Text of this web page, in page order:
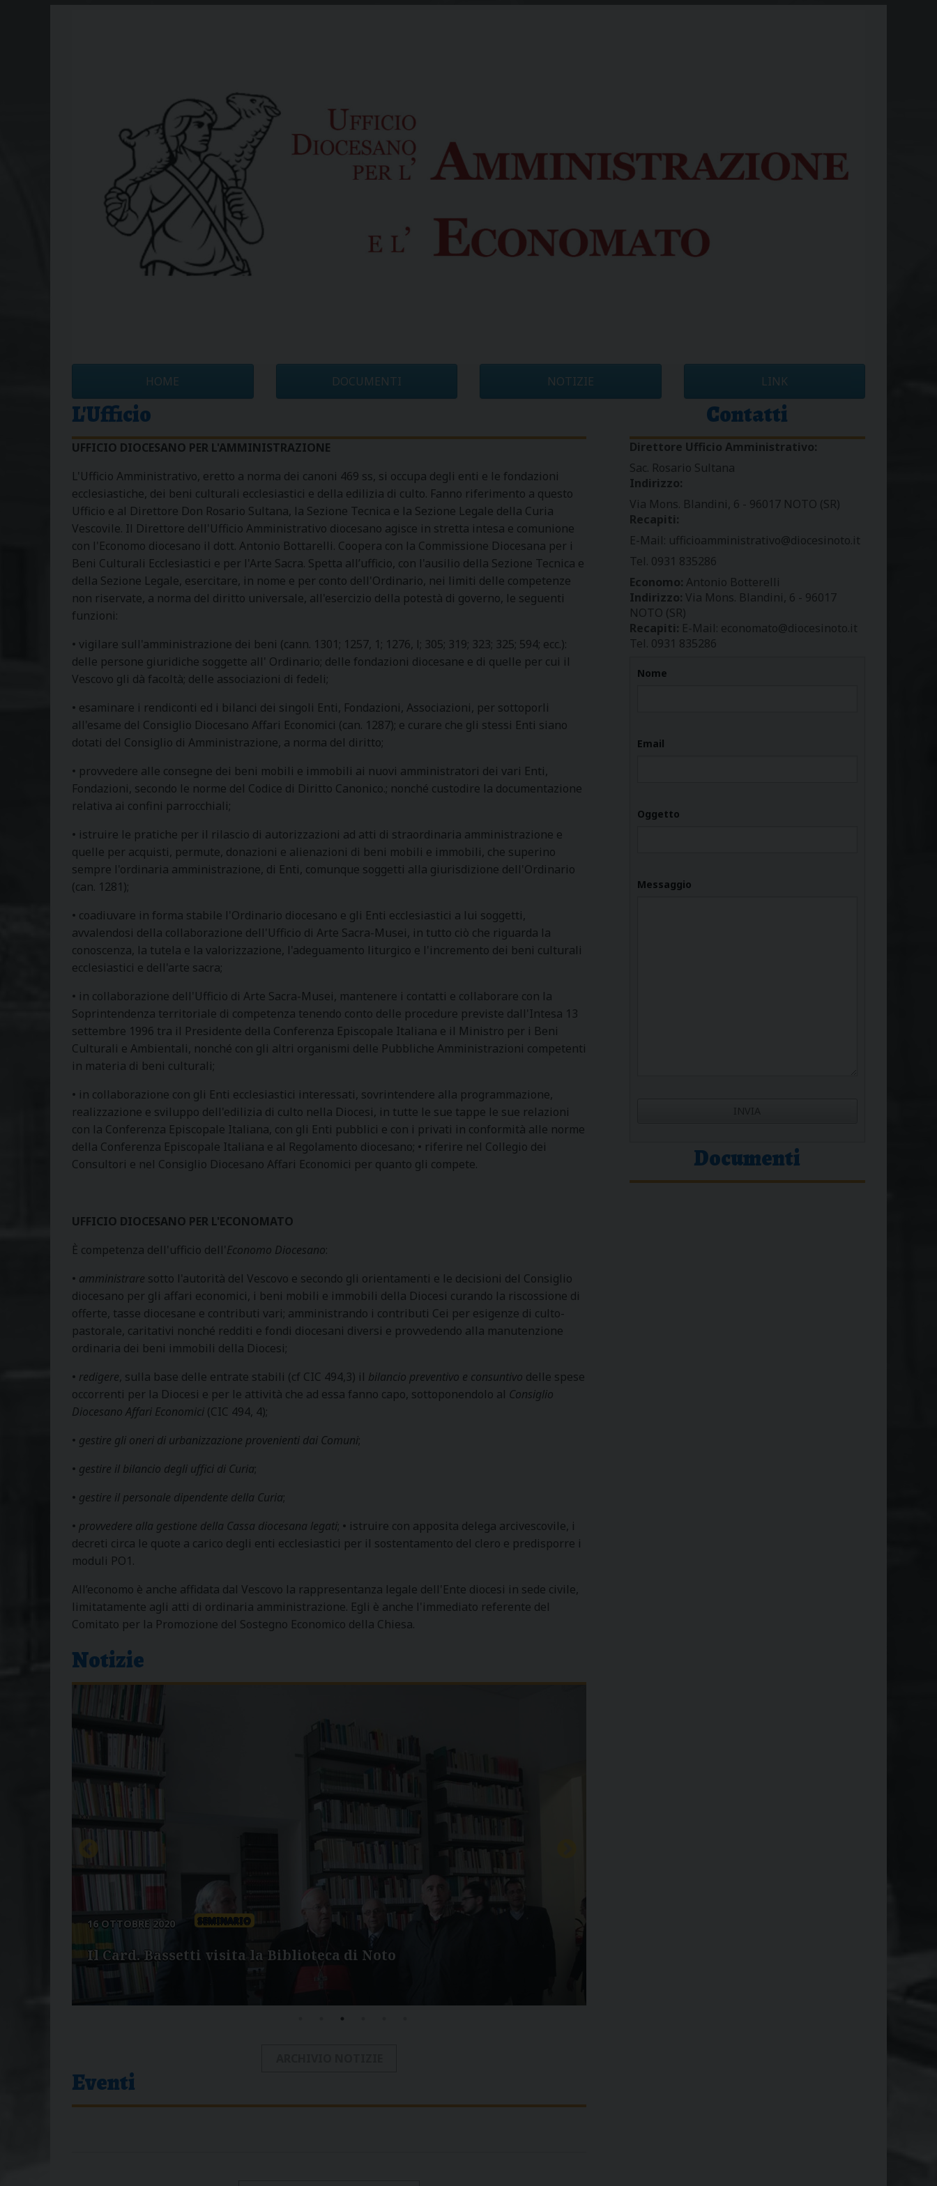
HOME DOCUMENTI NOTIZIE LINK
L'Ufficio
UFFICIO DIOCESANO PER L'AMMINISTRAZIONE
L'Ufficio Amministrativo, eretto a norma dei canoni 469 ss, si occupa degli enti e le fondazioni
ecclesiastiche, dei beni culturali ecclesiastici e della edilizia di culto. Fanno riferimento a questo
Ufficio e al Direttore Don Rosario Sultana, la Sezione Tecnica e la Sezione Legale della Curia
Vescovile. Il Direttore dell'Ufficio Amministrativo diocesano agisce in stretta intesa e comunione
con l'Economo diocesano il dott. Antonio Bottarelli. Coopera con la Commissione Diocesana per i
Beni Culturali Ecclesiastici e per l'Arte Sacra. Spetta all’ufficio, con l'ausilio della Sezione Tecnica e
della Sezione Legale, esercitare, in nome e per conto dell'Ordinario, nei limiti delle competenze
non riservate, a norma del diritto universale, all'esercizio della potestà di governo, le seguenti
funzioni:
• vigilare sull'amministrazione dei beni (cann. 1301; 1257, 1; 1276, l; 305; 319; 323; 325; 594; ecc.):
delle persone giuridiche soggette all' Ordinario; delle fondazioni diocesane e di quelle per cui il
Vescovo gli dà facoltà; delle associazioni di fedeli;
• esaminare i rendiconti ed i bilanci dei singoli Enti, Fondazioni, Associazioni, per sottoporli
all'esame del Consiglio Diocesano Affari Economici (can. 1287); e curare che gli stessi Enti siano
dotati del Consiglio di Amministrazione, a norma del diritto;
• provvedere alle consegne dei beni mobili e immobili ai nuovi amministratori dei vari Enti,
Fondazioni, secondo le norme del Codice di Diritto Canonico.; nonché custodire la documentazione
relativa ai confini parrocchiali;
• istruire le pratiche per il rilascio di autorizzazioni ad atti di straordinaria amministrazione e
quelle per acquisti, permute, donazioni e alienazioni di beni mobili e immobili, che superino
sempre l'ordinaria amministrazione, di Enti, comunque soggetti alla giurisdizione dell'Ordinario
(can. 1281);
• coadiuvare in forma stabile l'Ordinario diocesano e gli Enti ecclesiastici a lui soggetti,
avvalendosi della collaborazione dell'Ufficio di Arte Sacra-Musei, in tutto ciò che riguarda la
conoscenza, la tutela e la valorizzazione, l'adeguamento liturgico e l'incremento dei beni culturali
ecclesiastici e dell'arte sacra;
• in collaborazione dell'Ufficio di Arte Sacra-Musei, mantenere i contatti e collaborare con la
Soprintendenza territoriale di competenza tenendo conto delle procedure previste dall'Intesa 13
settembre 1996 tra il Presidente della Conferenza Episcopale Italiana e il Ministro per i Beni
Culturali e Ambientali, nonché con gli altri organismi delle Pubbliche Amministrazioni competenti
in materia di beni culturali;
• in collaborazione con gli Enti ecclesiastici interessati, sovrintendere alla programmazione,
realizzazione e sviluppo dell'edilizia di culto nella Diocesi, in tutte le sue tappe le sue relazioni
con la Conferenza Episcopale Italiana, con gli Enti pubblici e con i privati in conformità alle norme
della Conferenza Episcopale Italiana e al Regolamento diocesano; • riferire nel Collegio dei
Consultori e nel Consiglio Diocesano Affari Economici per quanto gli compete.
UFFICIO DIOCESANO PER L'ECONOMATO
È competenza dell'ufficio dell'Economo Diocesano:
• amministrare sotto l'autorità del Vescovo e secondo gli orientamenti e le decisioni del Consiglio
diocesano per gli affari economici, i beni mobili e immobili della Diocesi curando la riscossione di
offerte, tasse diocesane e contributi vari; amministrando i contributi Cei per esigenze di culto-
pastorale, caritativi nonché redditi e fondi diocesani diversi e provvedendo alla manutenzione
ordinaria dei beni immobili della Diocesi;
• redigere, sulla base delle entrate stabili (cf CIC 494,3) il bilancio preventivo e consuntivo delle spese
occorrenti per la Diocesi e per le attività che ad essa fanno capo, sottoponendolo al Consiglio
Diocesano Affari Economici (CIC 494, 4);
• gestire gli oneri di urbanizzazione provenienti dai Comuni;
• gestire il bilancio degli uffici di Curia;
• gestire il personale dipendente della Curia;
• provvedere alla gestione della Cassa diocesana legati; • istruire con apposita delega arcivescovile, i
decreti circa le quote a carico degli enti ecclesiastici per il sostentamento del clero e predisporre i
moduli PO1.
All’economo è anche affidata dal Vescovo la rappresentanza legale dell'Ente diocesi in sede civile,
limitatamente agli atti di ordinaria amministrazione. Egli è anche l'immediato referente del
Comitato per la Promozione del Sostegno Economico della Chiesa.
Notizie
16 OTTOBRE 2020 SEMINARIO
Il Card. Bassetti visita la Biblioteca di Noto
Eventi
Contatti
Direttore Ufficio Amministrativo:
Sac. Rosario Sultana
Indirizzo:
Via Mons. Blandini, 6 - 96017 NOTO (SR)
Recapiti:
E-Mail: ufficioamministrativo@diocesinoto.it
Tel. 0931 835286
Economo: Antonio Botterelli
Indirizzo: Via Mons. Blandini, 6 - 96017
NOTO (SR)
Recapiti: E-Mail: economato@diocesinoto.it
Tel. 0931 835286
Nome
Email
Oggetto
Messaggio
Documenti